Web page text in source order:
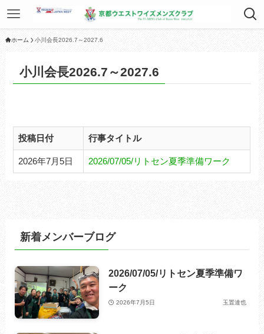
ホーム 小川会長2026.7～2027.6
小川会長2026.7～2027.6
投稿日付 行事タイトル
2026年7月5日 2026/07/05/リトセン夏季準備ワーク
新着メンバーブログ
2026/07/05/リトセン夏季準備ワ
ーク
2026年7月5日 玉置達也